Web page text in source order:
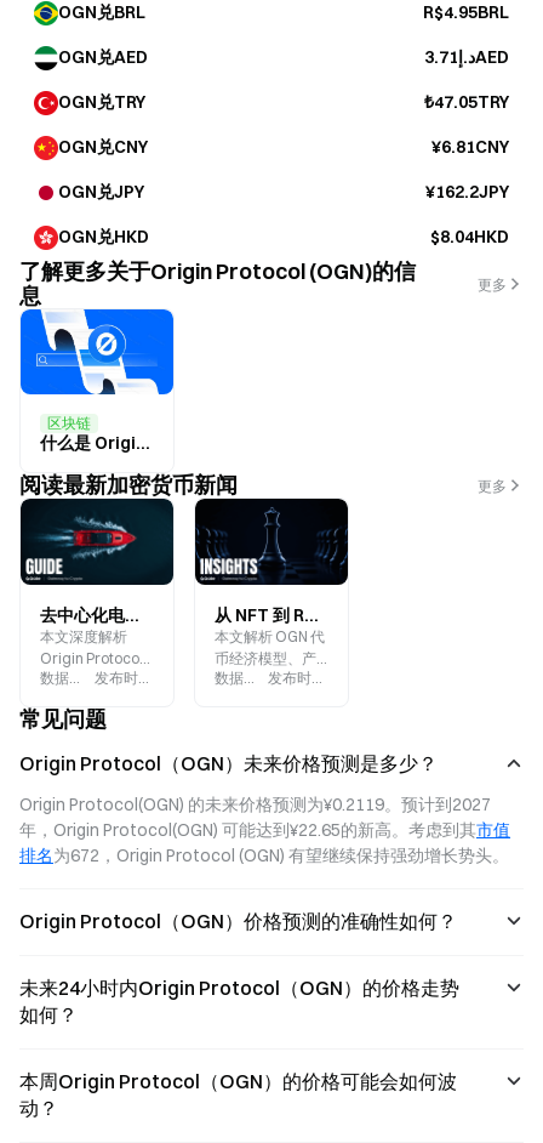
OGN兑BRL R$4.95BRL
OGN兑AED د.إ3.71AED
OGN兑TRY ₺47.05TRY
OGN兑CNY ¥6.81CNY
OGN兑JPY ¥162.2JPY
OGN兑HKD $8.04HKD
了解更多关于Origin Protocol (OGN)的信
息
更多
区块链
什么是 Origin Protocol？一文读懂 OGN
阅读最新加密货币新闻 更多
去中心化电商如何改变数字商业？Origin Protocol 生态机制全解析
本文深度解析
Origin Protocol
生态机制、OGN
治理架构，探讨
商业底层逻辑。
:Gate.blog
发布时间 2026-07-10
从 NFT 到 RWA：Origin Protocol 如何重构链上资产商业化路径？
本文解析 OGN 代
币经济模型、产
品矩阵与链上资
数据来源 :Gate.blog
常见问题
Origin Protocol（OGN）未来价格预测是多少？
Origin Protocol(OGN) 的未来价格预测为¥0.2119。预计到2027
年，Origin Protocol(OGN) 可能达到¥22.65的新高。考虑到其市值
排名为672，Origin Protocol (OGN) 有望继续保持强劲增长势头。
Origin Protocol（OGN）价格预测的准确性如何？
未来24小时内Origin Protocol（OGN）的价格走势
如何？
本周Origin Protocol（OGN）的价格可能会如何波
动？